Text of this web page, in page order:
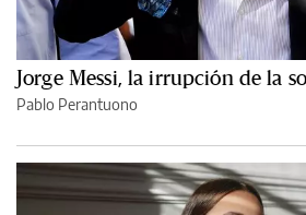
Jorge Messi, la irrupción de la
Pablo Perantuono